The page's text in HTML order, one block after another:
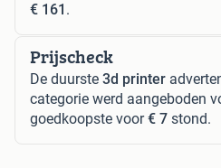
€ 161 .
Prijscheck
De duurste 3d printer
categorie werd aangeboden
goedkoopste voor€ 7 stond.